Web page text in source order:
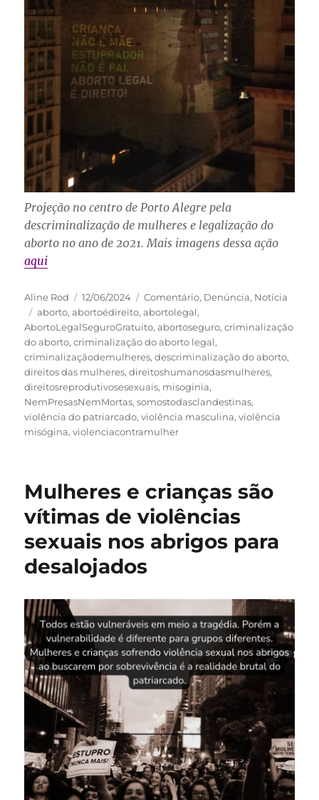
Projeção no centro de Porto Alegre pela
descriminalização de mulheres e legalização do
aborto no ano de 2021. Mais imagens dessa ação
aqui
Autor
Aline Rod
Publicado
em
12/06/2024 Categorias
Comentário, Denúncia, Notícia
Tags
aborto,abortoédireito,abortolegal,
AbortoLegalSeguroGratuito,abortoseguro,criminalização
do aborto,criminalização do aborto legal,
criminalizaçãodemulheres,descriminalização do aborto,
direitos das mulheres,direitoshumanosdasmulheres,
direitosreprodutivosesexuais, misoginia,
NemPresasNemMortas,somostodasclandestinas,
violência do patriarcado,violência masculina,violência
misógina,violenciacontramulher
Mulheres e crianças são
vítimas de violências
sexuais nos abrigos para
desalojados